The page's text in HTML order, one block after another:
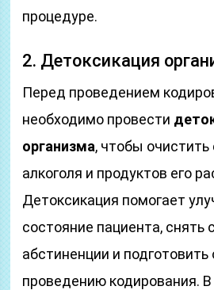
процедуре.
2. Детоксикация
Перед проведением
необходимо провести
организма, чтобы очистить
алкоголя и продуктов его
Детоксикация помогает
состояние пациента,
абстиненции и подготовить
проведению кодирования. В